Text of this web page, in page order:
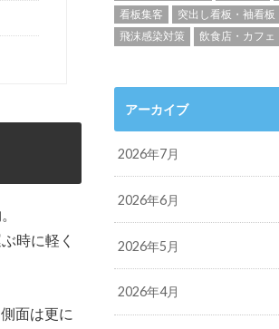
時に軽く
面は更に
看板集客
突出し看板・袖看板
飛沫感染対策
飲食店・カフェ
アーカイブ
2026年7月
2026年6月
2026年5月
2026年4月